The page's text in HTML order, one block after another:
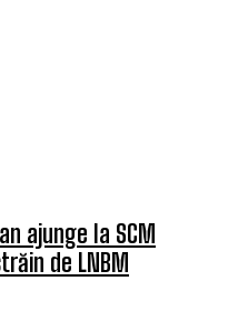
ajunge la SCM
de LNBM